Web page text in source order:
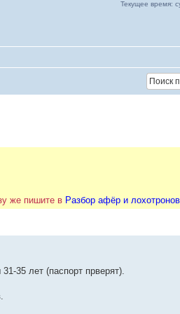
Текущее время:
же пишите в Разбор афёр и лохотронов
35 лет (паспорт прверят).